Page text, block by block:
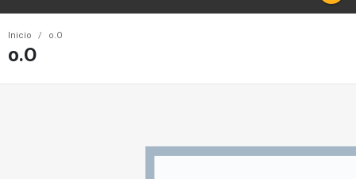
Inicio o.O
o.O